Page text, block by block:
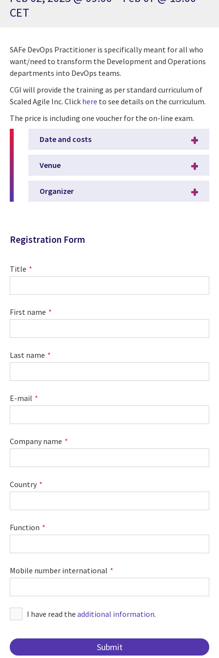
CET
SAFe DevOps Practitioner is specifically meant for all who
want/need to transform the Development and Operations
departments into DevOps teams.
CGI will provide the training as per standard curriculum of
Scaled Agile Inc. Click here to see details on the curriculum.
The price is including one voucher for the on-line exam.
Date and costs
Venue
Organizer
Registration Form
Title
First name
Last name
E-mail
Company name
Country
Function
Mobile number international
I have read the additional information.